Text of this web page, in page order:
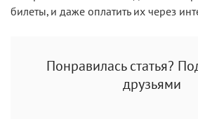
билеты, и даже оплатить их через
Понравилась статья?
друзьями